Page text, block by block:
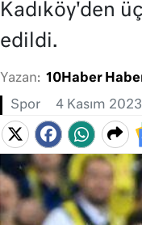
Kadıköy'den
edildi.
Yazan: 10Haber
Spor 4 Kasım 2023